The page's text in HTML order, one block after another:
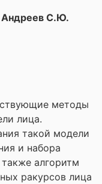
Андреев С.Ю.
методы
лица.
такой модели
и набора
алгоритм
ракурсов лица